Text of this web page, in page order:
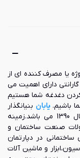
یا مصرف کننده ای از
دارای اهمیت می
دغدغه شما هستیم
باشیم.یابان بنیانگذار
بازار آنلاین محصولات صنعت ساختمان از سال 1390 می باشد.زمینه
صنعت ساختمان و
در دپارتمان
و ماشین آلات